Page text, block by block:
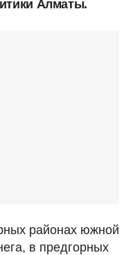
Алматы.
районах южной
в предгорных